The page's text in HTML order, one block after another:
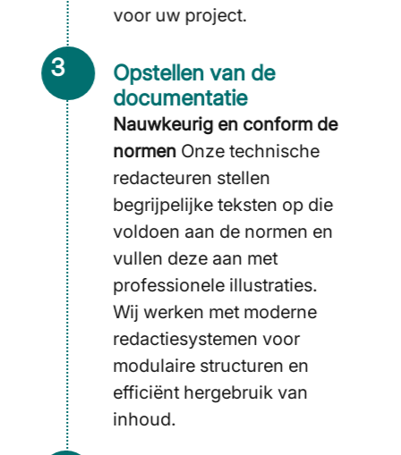
voor uw project.
3
Opstellen van de
documentatie
Nauwkeurig en conform de
normen Onze technische
redacteuren stellen
begrijpelijke teksten op die
voldoen aan de normen en
vullen deze aan met
professionele illustraties.
Wij werken met moderne
redactie­systemen voor
modulaire structuren en
efficiënt her­gebruik van
inhoud.